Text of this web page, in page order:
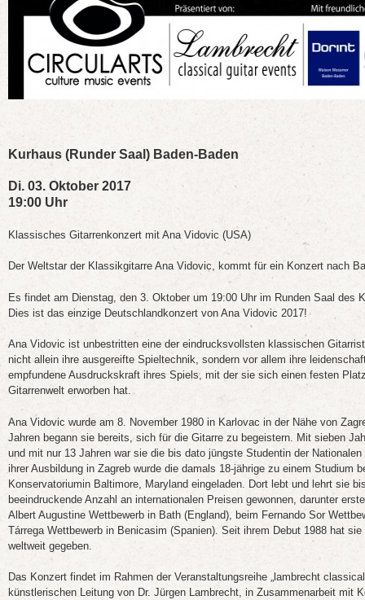
Kurhaus (Runder Saal) Baden-Baden
Di. 03. Oktober 2017
19:00 Uhr
Klassisches Gitarrenkonzert mit Ana Vidovic (USA)
Der Weltstar der Klassikgitarre Ana Vidovic, kommt für ein Konzert nach
Es findet am Dienstag, den 3. Oktober um 19:00 Uhr im Runden Saal des
Dies ist das einzige Deutschlandkonzert von Ana Vidovic 2017!
Ana Vidovic ist unbestritten eine der eindrucksvollsten klassischen
nicht allein ihre ausgereifte Spieltechnik, sondern vor allem ihre
empfundene Ausdruckskraft ihres Spiels, mit der sie sich einen festen
Gitarrenwelt erworben hat.
Ana Vidovic wurde am 8. November 1980 in Karlovac in der Nähe von
Jahren begann sie bereits, sich für die Gitarre zu begeistern. Mit sieben
und mit nur 13 Jahren war sie die bis dato jüngste Studentin der
ihrer Ausbildung in Zagreb wurde die damals 18-jährige zu einem Studium
Konservatoriumin Baltimore, Maryland eingeladen. Dort lebt und lehrt sie
beeindruckende Anzahl an internationalen Preisen gewonnen, darunter
Albert Augustine Wettbewerb in Bath (England), beim Fernando Sor
Tárrega Wettbewerb in Benicasim (Spanien). Seit ihrem Debut 1988 hat
weltweit gegeben.
Das Konzert findet im Rahmen der Veranstaltungsreihe „lambrecht
künstlerischen Leitung von Dr. Jürgen Lambrecht, in Zusammenarbeit mit